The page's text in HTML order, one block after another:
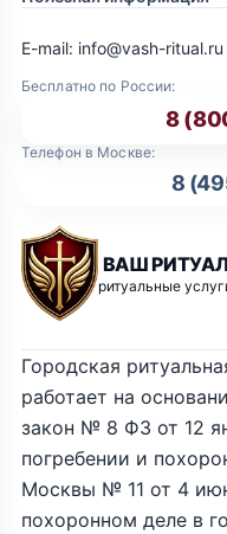
ВАШ РИТУАЛ
ритуальные
Бесплатно по России:
8
Телефон в Москве:
8
E-mail: info@vash-ritual.ru
Городская
работает на
закон № 8 ФЗ от 12
погребении и
Москвы № 11 от 4
похоронном деле в